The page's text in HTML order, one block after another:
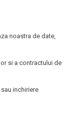
noastra de date,
si a contractului de
inchiriere